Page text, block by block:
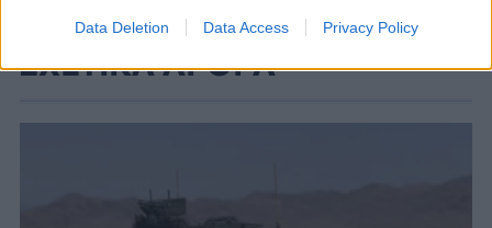
Data Deletion Data Access Privacy Policy
ΣΧΕΤΙΚΑ ΑΡΘΡΑ